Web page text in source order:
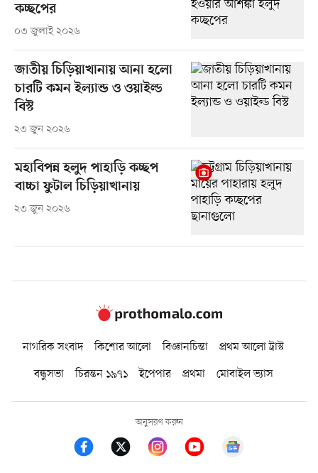
কচ্ছপের
০৩ জুলাই ২০২৬
জাতীয় চিড়িয়াখানায় আনা হলো
চারটি কমন ইল্যান্ড ও ওয়াইল্ড
বিস্ট
২৩ জুন ২০২৬
মহাবিপন্ন হলুদ পাহাড়ি কচ্ছপ
বাচ্চা ফুটাল চিড়িয়াখানায়
২৩ জুন ২০২৬
নাগরিক সংবাদ কিশোর আলো বিজ্ঞানচিন্তা
প্রথম আলো ট্রাস্ট
বন্ধুসভা
চিরন্তন ১৯৭১ ইপেপার প্রথমা মোবাইল ভ্যাস
অনুসরণ করুন